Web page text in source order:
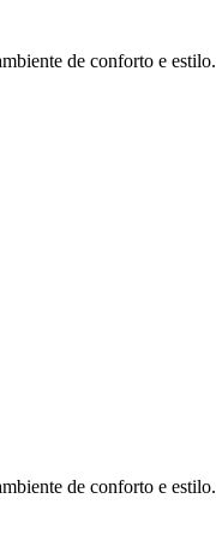
de conforto e estilo.
de conforto e estilo.